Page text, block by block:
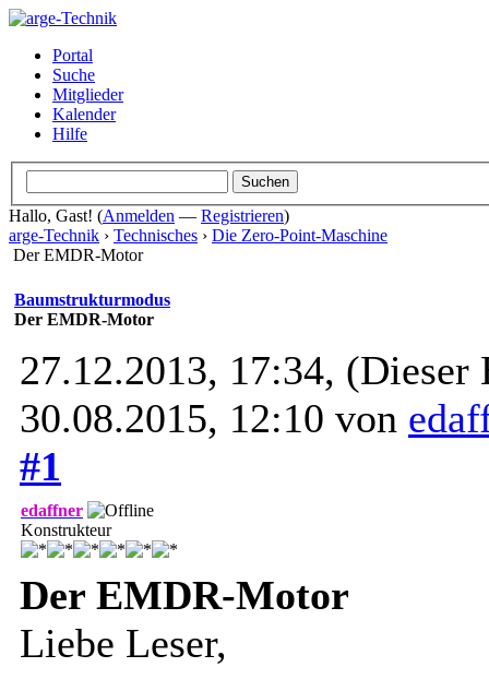
Portal
Suche
Mitglieder
Kalender
Hilfe
Hallo, Gast! (Anmelden — Registrieren)
arge-Technik › Technisches › Die Zero-Point-Maschine
Der EMDR-Motor
Baumstrukturmodus
Der EMDR-Motor
27.12.2013, 17:34, (Dieser
30.08.2015, 12:10 von
#1
edaffner
Konstrukteur
Der EMDR-Motor
Liebe Leser,